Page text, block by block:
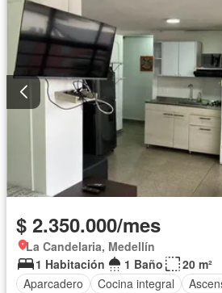
$ 2.350.000/mes
La Candelaria, Medellín
1 Habitación
1 Baño
20 m²
Aparcadero
Cocina integral